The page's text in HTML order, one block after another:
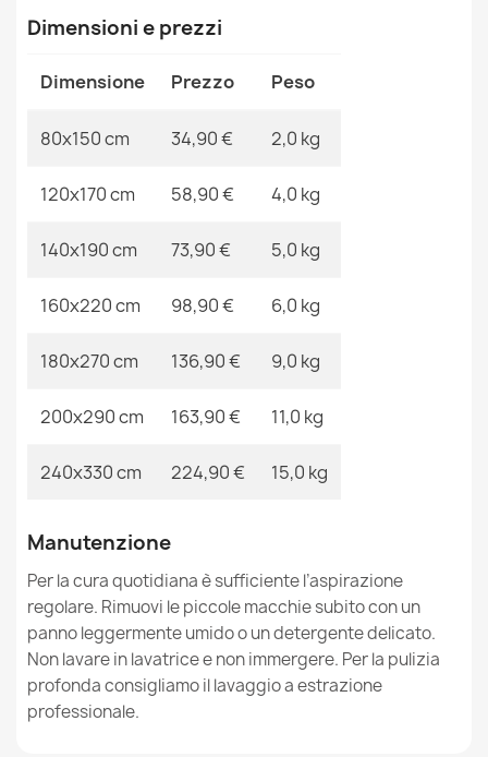
34,90 €
34,90 €
Tappeto moderno MODE 8531 astrazione crema / nero
Tappeto moderno MODE 8597 geometrico crema
34,90 €
Tappeto moderno MODE 8589 geometrico crema
Dimensioni e prezzi
Dimensione Prezzo Peso
80x150 cm 34,90 € 2,0 kg
120x170 cm 58,90 € 4,0 kg
140x190 cm 73,90 € 5,0 kg
160x220 cm 98,90 € 6,0 kg
180x270 cm 136,90 € 9,0 kg
200x290 cm 163,90 € 11,0 kg
240x330 cm 224,90 € 15,0 kg
Manutenzione
Per la cura quotidiana è sufficiente l’aspirazione
regolare. Rimuovi le piccole macchie subito con un
panno leggermente umido o un detergente delicato.
Non lavare in lavatrice e non immergere. Per la pulizia
profonda consigliamo il lavaggio a estrazione
professionale.